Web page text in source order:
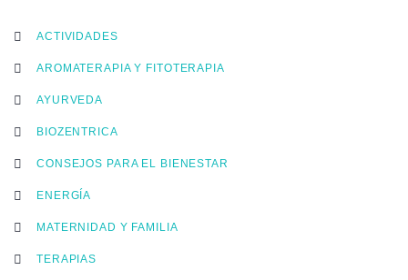
ACTIVIDADES
AROMATERAPIA Y FITOTERAPIA
AYURVEDA
BIOZENTRICA
CONSEJOS PARA EL BIENESTAR
ENERGÍA
MATERNIDAD Y FAMILIA
TERAPIAS